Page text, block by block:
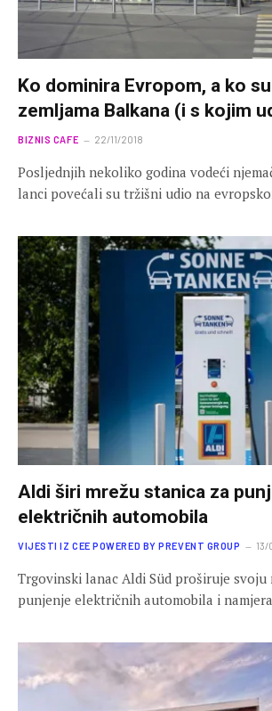
Ko dominira Evropom, a ko
zemljama Balkana (i s kojim
BIZNIS CAFE 22/11/2018
Posljednjih nekoliko godina vodeći
lanci povećali su tržišni udio na
Aldi širi mrežu stanica za
električnih automobila
VIJESTI IZ CEE POWERED BY PREVENT GROUP
Trgovinski lanac Aldi Süd proširuje svoju
punjenje električnih automobila i